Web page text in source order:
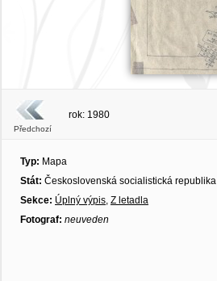
Předchozí
rok: 1980
Typ: Mapa
Stát: Československá socialistická republika
Sekce: Úplný výpis, Z letadla
Fotograf: neuveden